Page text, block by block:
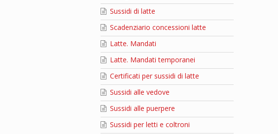
Sussidi di latte
Scadenziario concessioni latte
Latte. Mandati
Latte. Mandati temporanei
Certificati per sussidi di latte
Sussidi alle vedove
Sussidi alle puerpere
Sussidi per letti e coltroni